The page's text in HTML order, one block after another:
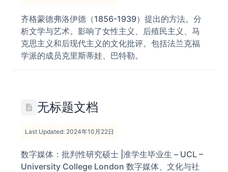
齐格蒙德弗洛伊德（1856-1939）提出的方法。分
析文学与艺术。影响了女性主义、后殖民主义、马
克思主义和后现代主义的文化批评。包括法兰克福
学派的成员克里斯蒂娃、巴特勒。
无标题文档
Last Updated: 2024年10月22日
数字媒体：批判性研究硕士 |准学生毕业生 – UCL –
University College London 数字媒体、文化与社